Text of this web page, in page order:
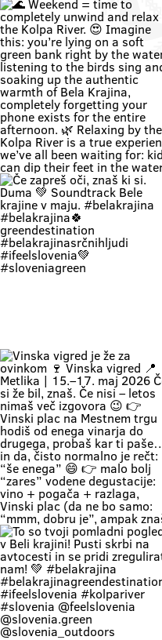
Zapri oči, globoko vdihni. Pri nas
čas teče počasneje. Duma si. 🌿
Soundtrack Bele krajine v juniju.
#belakrajina
#belakrajinasrčnihljudi
#kolpariver #rekakolpa
#belakrajinagreendestination
🌊 Weekend = time to completely
unwind and relax by the Kolpa
River. 😍 Imagine this: you’re lying
on a soft green bank right by the
water, listening to the birds sing
and soaking up the authentic
warmth of Bela Krajina, completely
forgetting your phone exists for
the entire afternoon. 🌿 Relaxing
by the Kolpa River is a true
Weather: a hot weekend is on the
way 👉 Time: warm May days (the
perfect time for your first
encounter with nature) 👉 Nature
+ a lounge chair in the shade +
your favorite people = a
combination that has never
disappointed Come see us. You
know where we are—the place
where time actually slows down
and your batteries recharge all on
their own. 💚
Če zapreš oči, znaš ki si. Duma 💚
Soundtrack Bele krajine v maju.
#belakrajina #belakrajina🍀
greendestination
#belakrajinasrčnihljudi
#ifeelslovenia💚 #sloveniagreen
Vinska vigred je že za ovinkom 🍷
Vinska vigred 📍 Metlika | 15.–17.
maj 2026 Če si že bil, znaš. Če nisi
– letos nimaš več izgovora 😉 👉
Vinski plac na Mestnem trgu hodiš
od enega vinarja do drugega,
probaš kar ti paše… in da, čisto
normalno je rečt: “še enega” 😄
👉 malo bolj “zares” vodene
degustacije: vino + pogača +
razlaga, Vinski plac (da ne bo